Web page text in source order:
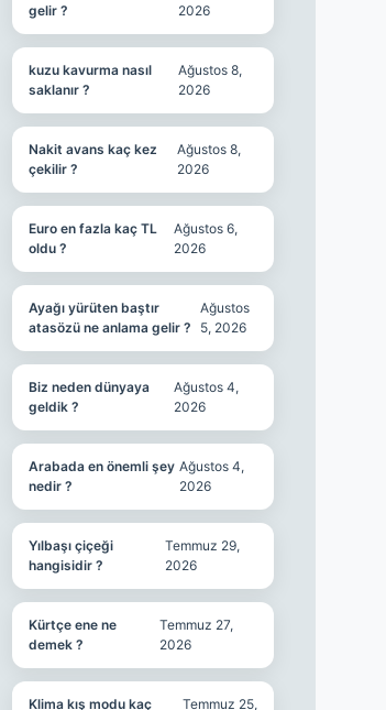
gelir ?
2026
kuzu kavurma nasıl
saklanır ?
Ağustos 8,
2026
Nakit avans kaç kez
çekilir ?
Ağustos 8,
2026
Euro en fazla kaç TL
oldu ?
Ağustos 6,
2026
Ayağı yürüten baştır
atasözü ne anlama gelir ?
Ağustos
5, 2026
Biz neden dünyaya
geldik ?
Ağustos 4,
2026
Arabada en önemli şey
nedir ?
Ağustos 4,
2026
Yılbaşı çiçeği
hangisidir ?
Temmuz 29,
2026
Kürtçe ene ne
demek ?
Temmuz 27,
2026
Klima kış modu kaç
Temmuz 25,